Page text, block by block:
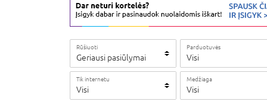
Rūšiuoti
Geriausi pasiūlymai
Parduotuvės
Visi
Tik internetu
Visi
Medžiaga
Visi